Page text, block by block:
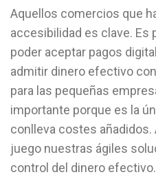
Aquellos comercios que
accesibilidad es clave. Es
poder aceptar pagos
admitir dinero efectivo
para las pequeñas
importante porque es la
conlleva costes añadidos.
juego nuestras ágiles
control del dinero